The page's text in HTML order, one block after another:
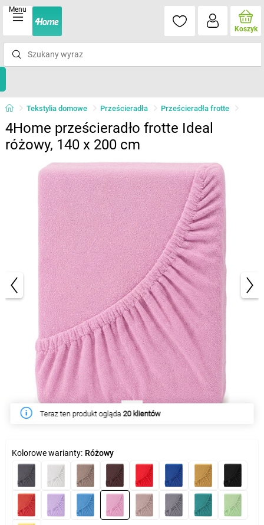
Menu
Koszyk
Tekstylia domowe Prześcieradła Prześcieradła frotte
4Home prześcieradło frotte Ideal
różowy, 140 x 200 cm
W tym tygodniu produkt kupiło57 klientów
Kolorowe warianty: Różowy